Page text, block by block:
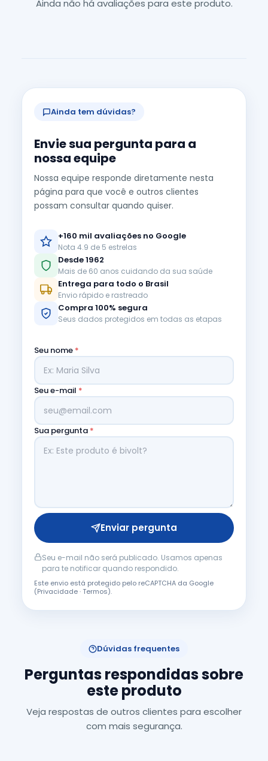
Ainda não há avaliações para este produto.
Ainda tem dúvidas?
Envie sua pergunta para a
nossa equipe
Nossa equipe responde diretamente nesta
página para que você e outros clientes
possam consultar quando quiser.
+160 mil avaliações no Google
Nota 4.9 de 5 estrelas
Desde 1962
Mais de 60 anos cuidando da sua saúde
Entrega para todo o Brasil
Envio rápido e rastreado
Compra 100% segura
Seus dados protegidos em todas as etapas
Seu nome *
Seu e-mail *
Sua pergunta *
Enviar pergunta
Seu e-mail não será publicado. Usamos apenas
para te notificar quando respondido.
Este envio está protegido pelo reCAPTCHA da Google
(Privacidade·Termos).
Dúvidas frequentes
Perguntas respondidas sobre
este produto
Veja respostas de outros clientes para escolher
com mais segurança.